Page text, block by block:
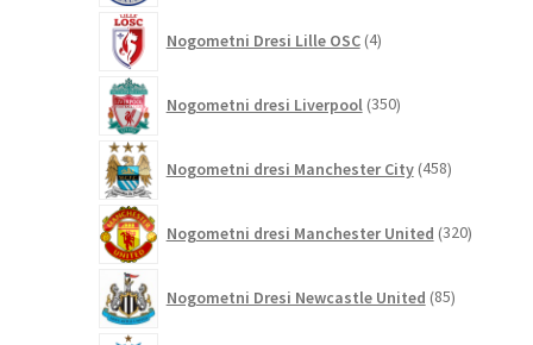
Nogometni Dresi Lille OSC 4izdelki
Nogometni dresi Liverpool 350izdelkov
Nogometni dresi Manchester City 458izdelkov
Nogometni dresi Manchester United 320izdelkov
Nogometni Dresi Newcastle United 85izdelkov